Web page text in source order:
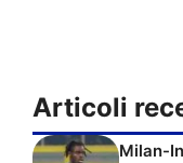
Articoli
Milan-